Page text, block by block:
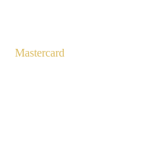
Mastercard